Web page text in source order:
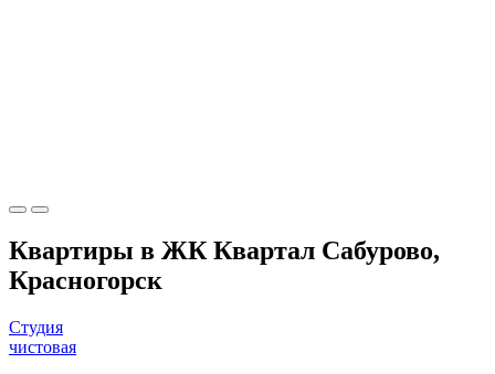
Квартиры в ЖК Квартал Сабурово,
Красногорск
Студия
чистовая